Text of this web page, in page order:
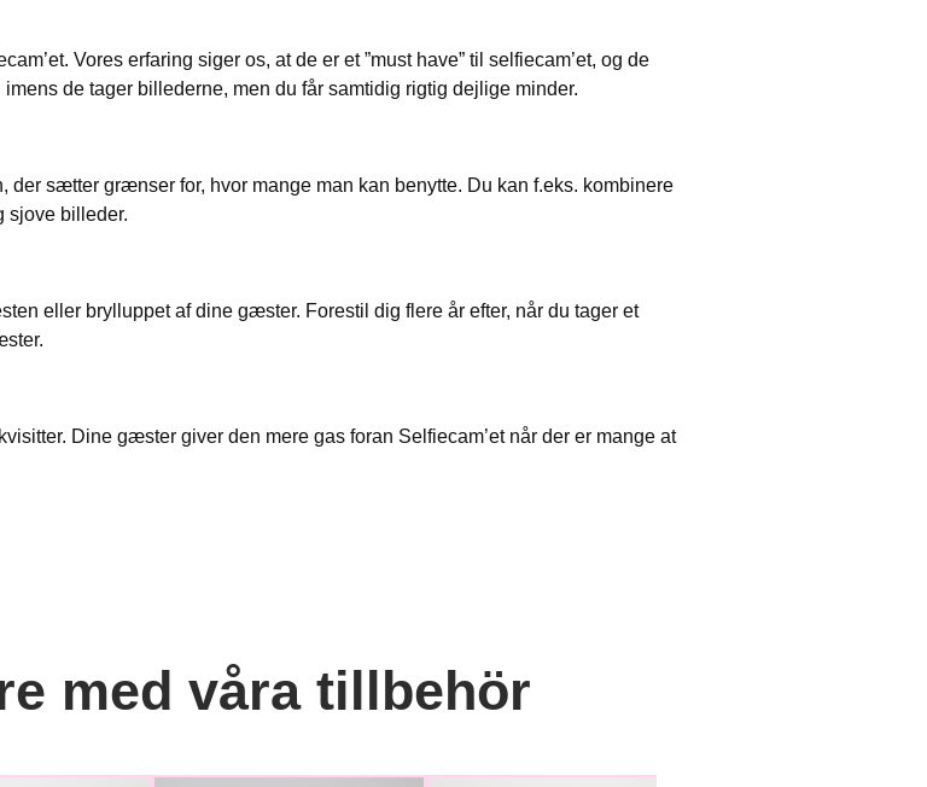
Vores erfaring siger os, at de er et ”must have” til selfiecam’et, og de
de tager billederne, men du får samtidig rigtig dejlige minder.
der sætter grænser for, hvor mange man kan benytte. Du kan f.eks. kombinere
sjove billeder.
eller brylluppet af dine gæster. Forestil dig flere år efter, når du tager et
Dine gæster giver den mere gas foran Selfiecam’et når der er mange at
med våra tillbehör